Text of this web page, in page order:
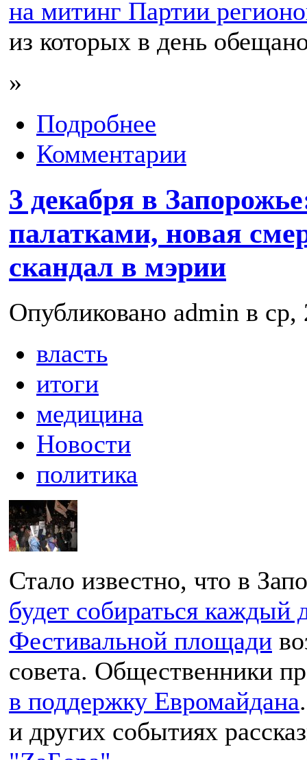
на митинг Партии
из которых в день
»
Подробнее
Комментарии
3 декабря в
палатками, новая
скандал в мэрии
Опубликовано admin в
власть
итоги
медицина
Новости
политика
Стало известно, что в
будет собираться каждый
Фестивальной площади
совета. Общественники
в поддержку Евромайдана
и других событиях